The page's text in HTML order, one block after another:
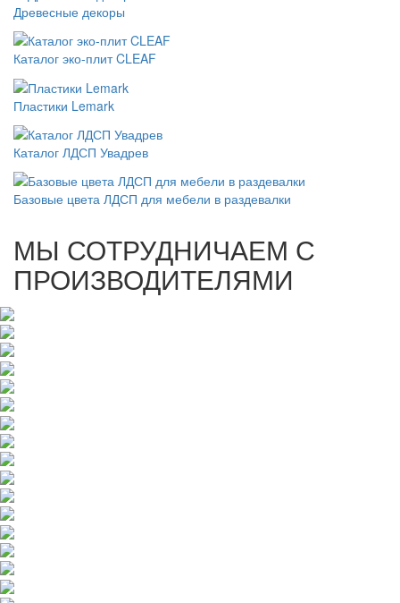
Древесные декоры
Каталог эко-плит CLEAF
Пластики Lemark
Каталог ЛДСП Увадрев
Базовые цвета ЛДСП для мебели в раздевалки
МЫ СОТРУДНИЧАЕМ С
ПРОИЗВОДИТЕЛЯМИ